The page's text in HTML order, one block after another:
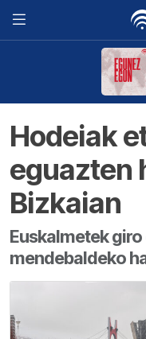
Hodeiak
eguazten
Bizkaian
Euskalmetek
mendebaldeko